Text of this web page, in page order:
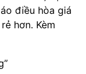
điều hòa giá
hơn. Kèm